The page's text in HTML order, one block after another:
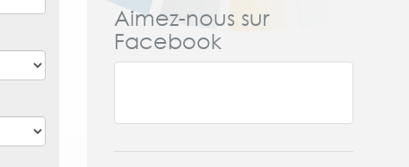
Aimez-nous sur
Facebook